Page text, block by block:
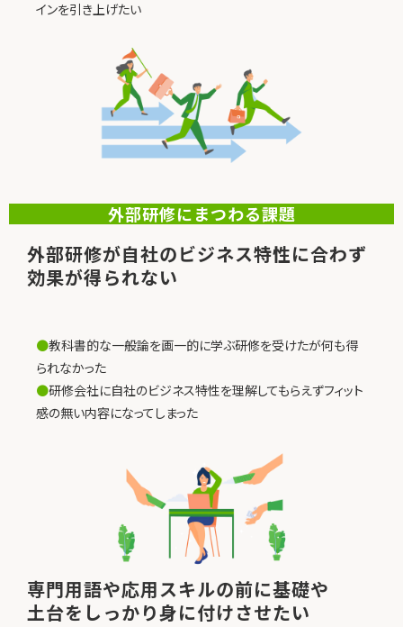
インを引き上げたい
外部研修にまつわる課題
外部研修が自社のビジネス特性に合わず
効果が得られない
●教科書的な一般論を画一的に学ぶ研修を受けたが何も得
られなかった
●研修会社に自社のビジネス特性を理解してもらえずフィット
感の無い内容になってしまった
専門用語や応用スキルの前に基礎や
土台をしっかり身に付けさせたい